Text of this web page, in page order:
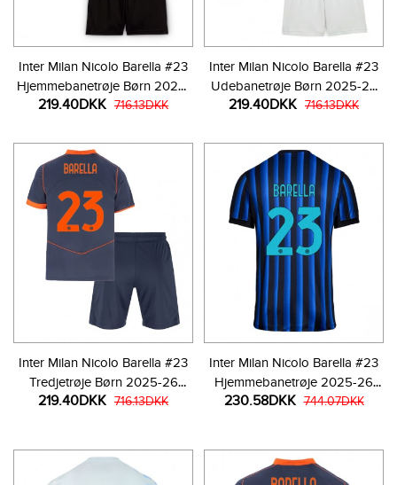
Inter Milan Nicolo Barella #23
Hjemmebanetrøje Børn 2025-
26 Kortærmet (+ Korte bukser)
219.40DKK 716.13DKK
Inter Milan Nicolo Barella #23
Udebanetrøje Børn 2025-26
Kortærmet (+ Korte bukser)
219.40DKK 716.13DKK
Inter Milan Nicolo Barella #23
Tredjetrøje Børn 2025-26
Kortærmet (+ Korte bukser)
219.40DKK 716.13DKK
Inter Milan Nicolo Barella #23
Hjemmebanetrøje 2025-26
Kortærmet
230.58DKK 744.07DKK